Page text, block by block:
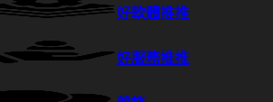
好軟體推推
好服務推推